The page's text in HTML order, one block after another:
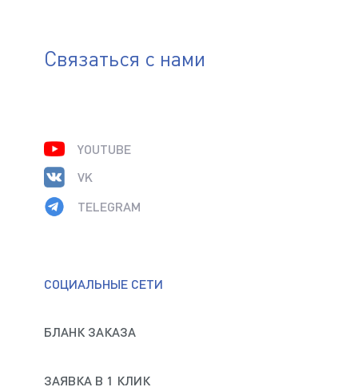
Связаться с нами
СОЦИАЛЬНЫЕ СЕТИ
БЛАНК ЗАКАЗА
ЗАЯВКА В 1 КЛИК
YOUTUBE
VK
TELEGRAM